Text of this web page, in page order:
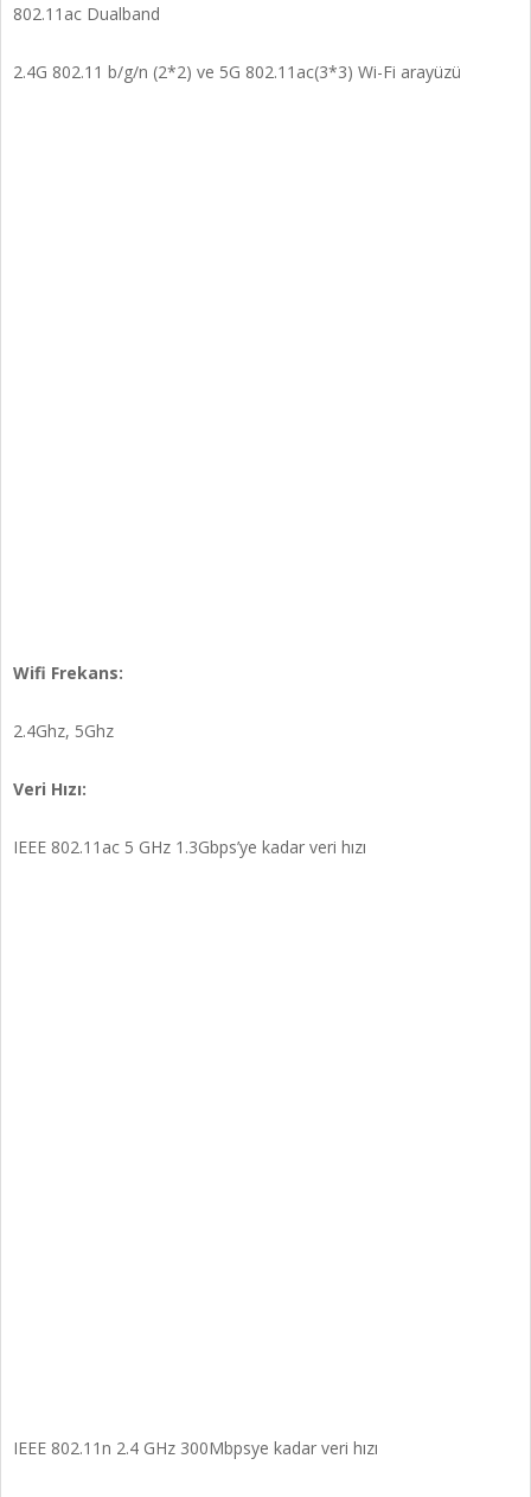
802.11ac Dualband
2.4G 802.11 b/g/n (2*2) ve 5G 802.11ac(3*3) Wi-Fi arayüzü
Wifi Frekans:
2.4Ghz, 5Ghz
Veri Hızı:
IEEE 802.11ac 5 GHz 1.3Gbps’ye kadar veri hızı
IEEE 802.11n 2.4 GHz 300Mbpsye kadar veri hızı